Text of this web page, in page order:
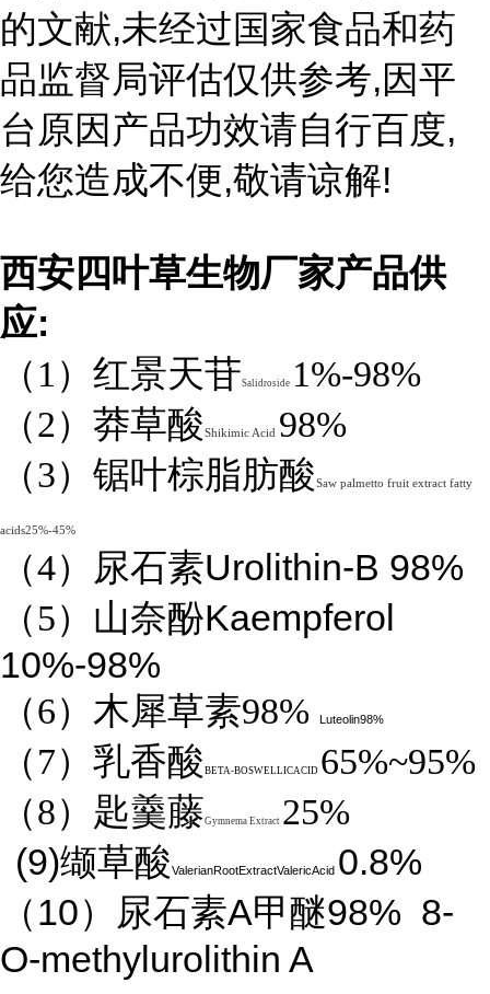
的文献,未经过国家食品和药
品监督局评估仅供参考,因平
台原因产品功效请自行百度,
给您造成不便,敬请谅解!
西安四叶草生物厂家产品供
应:
（1）红景天苷Salidroside 1%-98%
（2）莽草酸Shikimic Acid 98%
（3）锯叶棕脂肪酸Saw palmetto fruit extract fatty
acids25%-45%
（4） 尿石素Urolithin-B 98%
（5）山奈酚Kaempferol
10%-98%
（6）木犀草素98% Luteolin98%
（7）乳香酸 BETA-BOSWELLICACID 65%~95%
（8）匙羹藤Gymnema Extract 25%
(9)缬草酸ValerianRootExtractValericAcid 0.8%
（10）尿石素A甲醚98% 8-
O-methylurolithin A